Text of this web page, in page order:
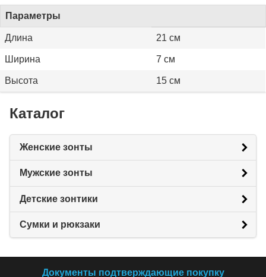
Параметры
Длина 21 см
Ширина 7 см
Высота 15 см
Каталог
Женские зонты
Мужские зонты
Детские зонтики
Сумки и рюкзаки
Документы подтверждающие покупку